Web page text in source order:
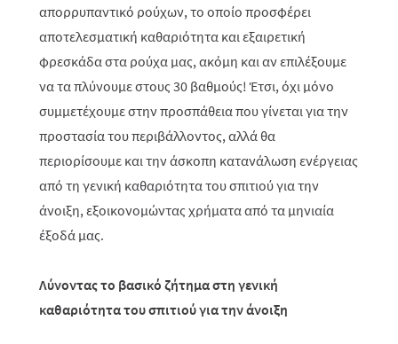
απορρυπαντικό ρούχων, το οποίο προσφέρει
αποτελεσματική καθαριότητα και εξαιρετική
φρεσκάδα στα ρούχα μας, ακόμη και αν επιλέξουμε
να τα πλύνουμε στους 30 βαθμούς! Έτσι, όχι μόνο
συμμετέχουμε στην προσπάθεια που γίνεται για την
προστασία του περιβάλλοντος, αλλά θα
περιορίσουμε και την άσκοπη κατανάλωση ενέργειας
από τη γενική καθαριότητα του σπιτιού για την
άνοιξη, εξοικονομώντας χρήματα από τα μηνιαία
έξοδά μας.
Λύνοντας το βασικό ζήτημα στη γενική
καθαριότητα του σπιτιού για την άνοιξη